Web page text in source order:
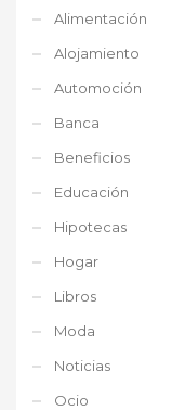
Alimentación
Alojamiento
Automoción
Banca
Beneficios
Educación
Hipotecas
Hogar
Libros
Moda
Noticias
Ocio